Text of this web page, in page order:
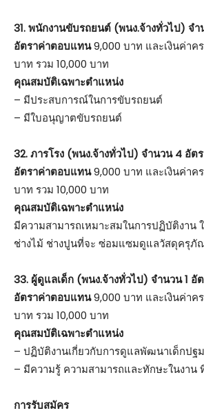
31. พนักงานขับรถยนต์ (พนง.จ้างทั่วไป) จำ
อัตราค่าตอบแทน9,000 บาท และเงินค่าค
บาท รวม 10,000 บาท
คุณสมบัติเฉพาะตำแหน่ง
– มีประสบการณ์ในการขับรถยนต์
– มีใบอนุญาตขับรถยนต์
32. ภารโรง (พนง.จ้างทั่วไป) จำนวน 4 อัต
อัตราค่าตอบแทน9,000 บาท และเงินค่าค
บาท รวม 10,000 บาท
คุณสมบัติเฉพาะตำแหน่ง
มีความสามารถเหมาะสมในการปฏิบัติงาน
ช่างไม้ ช่างปูนที่จะ ซ่อมแซมดูแลวัสดุครุ
33. ผู้ดูแลเด็ก (พนง.จ้างทั่วไป) จำนวน 1 อั
อัตราค่าตอบแทน9,000 บาท และเงินค่าค
บาท รวม 10,000 บาท
คุณสมบัติเฉพาะตำแหน่ง
– ปฏิบัติงานเกี่ยวกับการดูแลพัฒนาเด็กปฐ
– มีความรู้ ความสามารถและทักษะในงาน
การรับสมัคร